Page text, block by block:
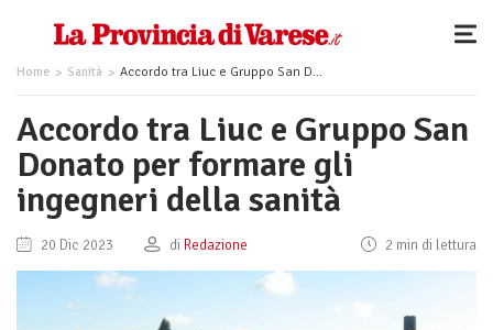
Home Sanità Accordo tra Liuc e Gruppo San Donato per formare gli ingegneri della sanità
Accordo tra Liuc e Gruppo San
Donato per formare gli
ingegneri della sanità
20 Dic 2023 di Redazione 2 min di lettura